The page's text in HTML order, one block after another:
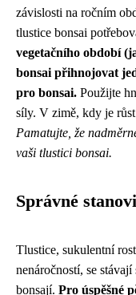
závislosti na ročním
tlustice bonsai
vegetačního období
bonsai přihnojovat
pro bonsai. Použijte
síly. V zimě, kdy je
Pamatujte, že
vaši tlustici bonsai.
Správné
Tlustice, sukulentní
nenáročností, se
bonsají. Pro úspěšné